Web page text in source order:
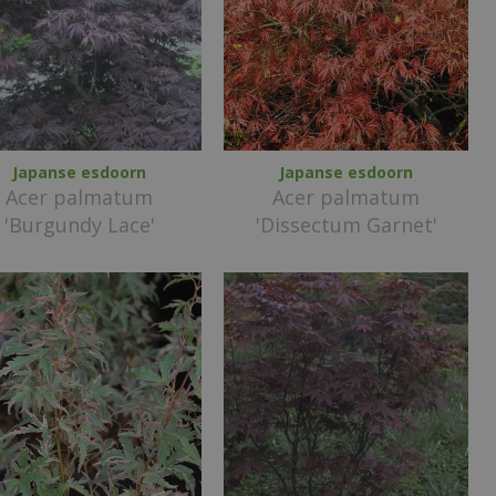
Japanse esdoorn
Acer palmatum
'Burgundy Lace'
Japanse esdoorn
Acer palmatum
'Dissectum Garnet'